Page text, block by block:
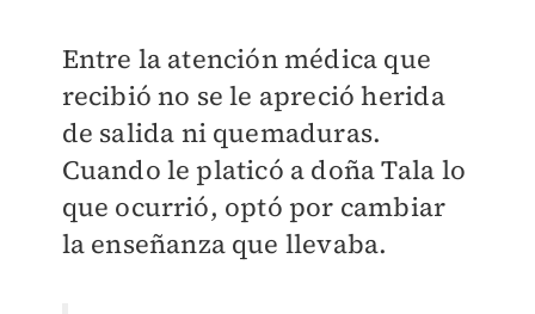
Entre la atención médica que
recibió no se le apreció herida
de salida ni quemaduras.
Cuando le platicó a doña Tala lo
que ocurrió, optó por cambiar
la enseñanza que llevaba.